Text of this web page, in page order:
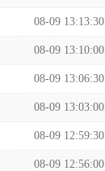
08-09 13:13:30
08-09 13:10:00
08-09 13:06:30
08-09 13:03:00
08-09 12:59:30
08-09 12:56:00